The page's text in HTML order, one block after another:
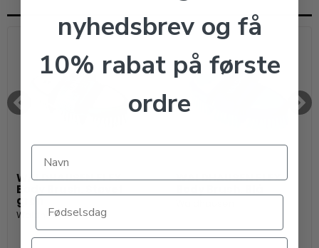
WALDHAUSEN FLEX
Body Brush. Støvet
grøn
Waldhausen
WALDHAUSEN FLEX
nyhedsbrev og få
10% rabat på første
ordre